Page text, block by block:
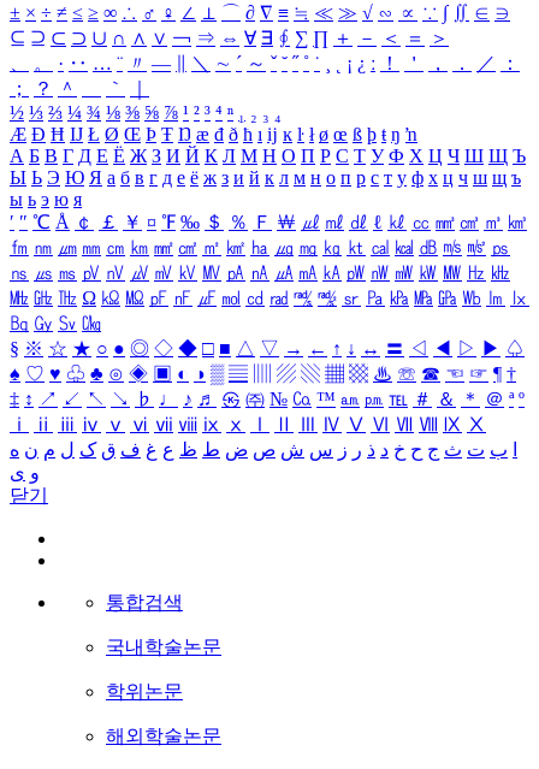
± × ÷ ≠ ≤ ≥ ∞ ∴ ♂ ♀ ∠ ⊥ ⌒ ∂ ∇ ≡ ≒ ≪ ≫ √ ∽ ∝ ∵ ∫ ∬ ∈ ∋
⊆ ⊇ ⊂ ⊃ ∪ ∩ ∧ ∨ ￢ ⇒ ⇔ ∀ ∃ ∮ ∑ ∏ ＋ － ＜ ＝
＞
、
。 · ‥ … ¨ 〃 ― ＼ ∼ ´ ～ ˇ ˘ ˝ ˚ ˙ ¸ ¡ ¿ ː ！ ＇ ， ． ／
：
；
？ ＾ ｀
½ ⅓ ⅔ ¼ ¾ ⅛ ⅜ ⅝ ⅞ ¹ ² ³ ⁴ ⁿ ₁ ₂ ₃ ₄
Æ Ð Ħ Ĳ Ł Ø Œ Þ Ŧ Ŋ æ đ ð ħ ı ĳ ĸ ŀ ł ø œ ß þ ŧ ŋ ŉ
А Б В Г Д Е Ё Ж З И Й К Л М Н О П Р С Т У Ф Х Ц Ч Ш Щ Ъ
Ы Ь Э Ю Я а б в г д е ё ж з и й к л м н о п р с т у ф х ц ч ш щ ъ
ы ь э ю я
′ ″ ℃ Å ￠ ￡ ￥ ¤ ℉ ‰ ＄ ％ Ｆ ￦ ㎕ ㎖ ㎗ ℓ ㎘ ㏄ ㎣ ㎤ ㎥ ㎦
㎙ ㎚ ㎛ ㎜ ㎝ ㎞ ㎟ ㎠ ㎡ ㎢ ㏊ ㎍ ㎎ ㎏ ㏏ ㎈ ㎉ ㏈ ㎧ ㎨ ㎰
㎱ ㎲ ㎳ ㎴ ㎵ ㎶ ㎷ ㎸ ㎹ ㎀ ㎁ ㎂ ㎃ ㎄ ㎺ ㎻ ㎽ ㎾ ㎿ ㎐ ㎑
㎒ ㎓ ㎔ Ω ㏀ ㏁ ㎊ ㎋ ㎌ ㏖ ㏅ ㎭ ㎮ ㎯ ㏛ ㎩ ㎪ ㎫ ㎬ ㏝ ㏐
㏓
㏃ ㏉ ㏜ ㏆
§ ※ ☆ ★ ○ ● ◎ ◇ ◆ □ ■ △ ▽ → ← ↑ ↓ ↔ 〓 ◁ ◀ ▷ ▶ ♤
♠ ♡ ♥ ♧ ♣ ⊙ ◈ ▣ ◐ ◑ ▒ ▤ ▨ ▧ ▦ ▩ ♨ ☏ ☎ ☜ ☞ ¶ †
‡ ↕ ↗ ↙ ↖ ↘ ♭ ♩ ♪ ♬ ㉿ ㈜ № ㏇ ™ ㏂ ㏘ ℡ ＃ ＆ ＊ ＠ ª º
ⅰ
ⅱ ⅲ ⅳ ⅴ ⅵ ⅶ ⅷ ⅸ ⅹ Ⅳ Ⅴ Ⅵ Ⅶ Ⅷ Ⅸ Ⅹ
ب ت ث ج ح خ د ذ ر ز س ش ص ض ط ظ ع غ ف ق ک ل م ن ه
و ی
닫기
통합검색
국내학술논문
학위논문
해외학술논문